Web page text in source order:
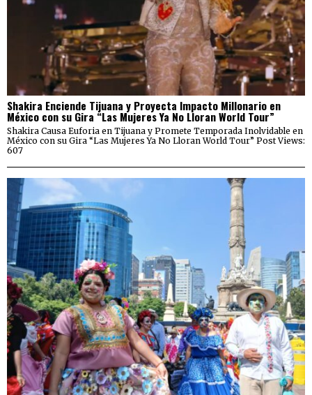
Shakira Enciende Tijuana y Proyecta Impacto Millonario en
México con su Gira “Las Mujeres Ya No Lloran World Tour”
Shakira Causa Euforia en Tijuana y Promete Temporada Inolvidable en
México con su Gira “Las Mujeres Ya No Lloran World Tour” Post Views:
607